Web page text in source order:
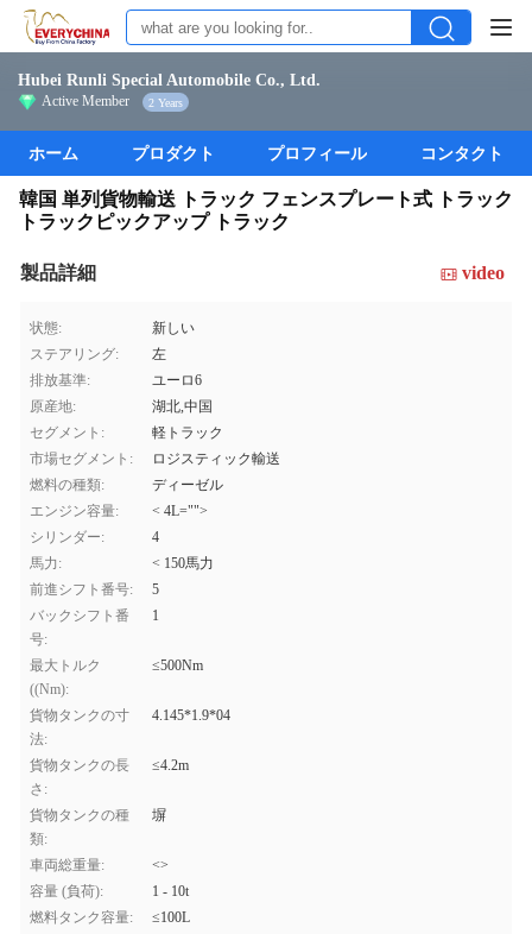
Hubei Runli Special Automobile Co., Ltd.
Active Member 2 Years
ホーム プロダクト プロフィール コンタクト
韓国 単列貨物輸送 トラック フェンスプレート式 トラック
トラックピックアップ トラック
製品詳細 video
状態:
新しい
ステアリング:
左
排放基準:
ユーロ6
原産地:
湖北,中国
セグメント:
軽トラック
市場セグメント:
ロジスティック輸送
燃料の種類:
ディーゼル
エンジン容量:
< 4L="">
シリンダー:
4
馬力:
< 150馬力
前進シフト番号:
5
バックシフト番
号:
1
最大トルク
((Nm):
≤500Nm
貨物タンクの寸
法:
4.145*1.9*04
貨物タンクの長
さ:
≤4.2m
貨物タンクの種
類:
塀
車両総重量:
<>
容量 (負荷):
1 - 10t
燃料タンク容量:
≤100L